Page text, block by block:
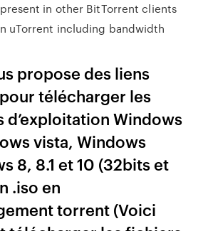
in other BitTorrent clients
uTorrent including bandwidth
propose des liens
télécharger les
d’exploitation Windows
vista, Windows
8, 8.1 et 10 (32bits et
.iso en
torrent (Voici